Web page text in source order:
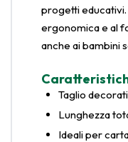
progetti educativi.
ergonomica e al
anche ai bambini
Taglio
Lunghezza
Ideali per